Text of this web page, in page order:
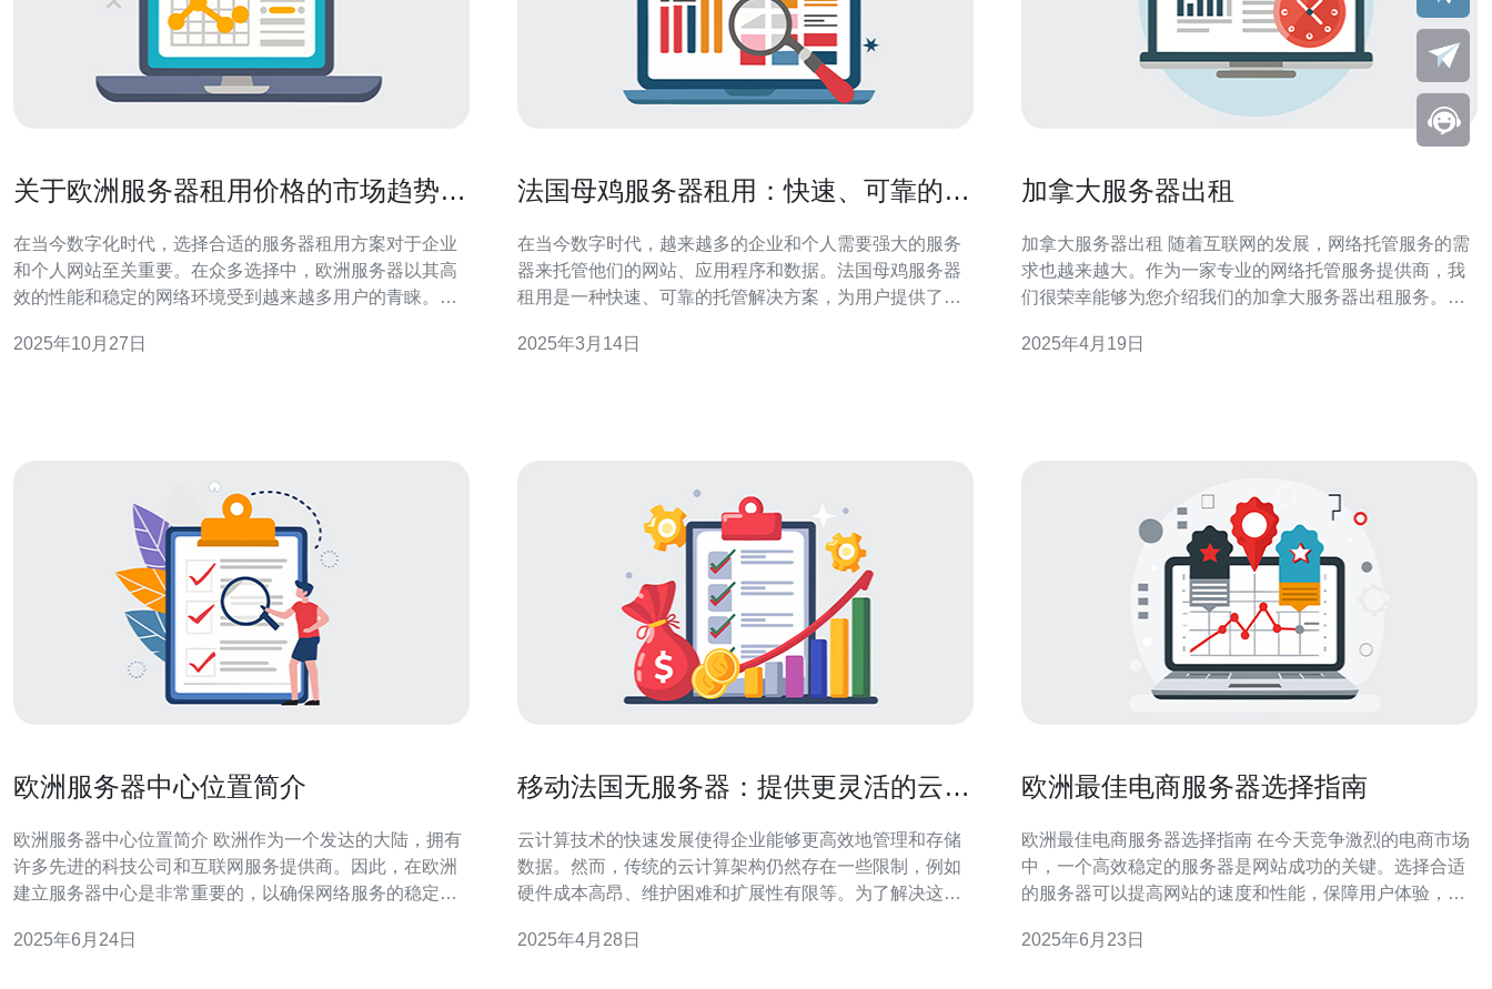
关于欧洲服务器租用价格的市场趋势分
在当今数字化时代，选择合适的服务器租用方案对于企业
和个人网站至关重要。在众多选择中，欧洲服务器以其高
效的性能和稳定的网络环境受到越来越多用户的青睐。本
佳、最便宜以及高性价比的解决方案，帮助您在众多的服
2025年10月27日
法国母鸡服务器租用：快速、可靠的托
在当今数字时代，越来越多的企业和个人需要强大的服务
器来托管他们的网站、应用程序和数据。法国母鸡服务器
租用是一种快速、可靠的托管解决方案，为用户提供了高
快速的托管服务，确保用户的网站和应用程序能够快速加
2025年3月14日
加拿大服务器出租
加拿大服务器出租 随着互联网的发展，网络托管服务的需
求也越来越大。作为一家专业的网络托管服务提供商，我
们很荣幸能够为您介绍我们的加拿大服务器出租服务。本
服务器托管位置。 我们提供各种类型的服务器出租服务，
2025年4月19日
欧洲服务器中心位置简介
欧洲服务器中心位置简介 欧洲作为一个发达的大陆，拥有
许多先进的科技公司和互联网服务提供商。因此，在欧洲
建立服务器中心是非常重要的，以确保网络服务的稳定性
以满足不同客户的需求。 德国作为欧洲最大的经济体之
2025年6月24日
移动法国无服务器：提供更灵活的云端
云计算技术的快速发展使得企业能够更高效地管理和存储
数据。然而，传统的云计算架构仍然存在一些限制，例如
硬件成本高昂、维护困难和扩展性有限等。为了解决这些
器架构，企业可以获得更灵活的云端解决方案，从而提高
2025年4月28日
欧洲最佳电商服务器选择指南
欧洲最佳电商服务器选择指南 在今天竞争激烈的电商市场
中，一个高效稳定的服务器是网站成功的关键。选择合适
的服务器可以提高网站的速度和性能，保障用户体验，增
流量和需求来选择服务器。如果网站流量较大，推荐选择
2025年6月23日